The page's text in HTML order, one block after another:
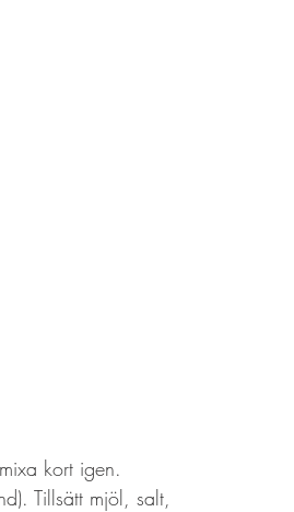
kort igen.
Tillsätt mjöl, salt,